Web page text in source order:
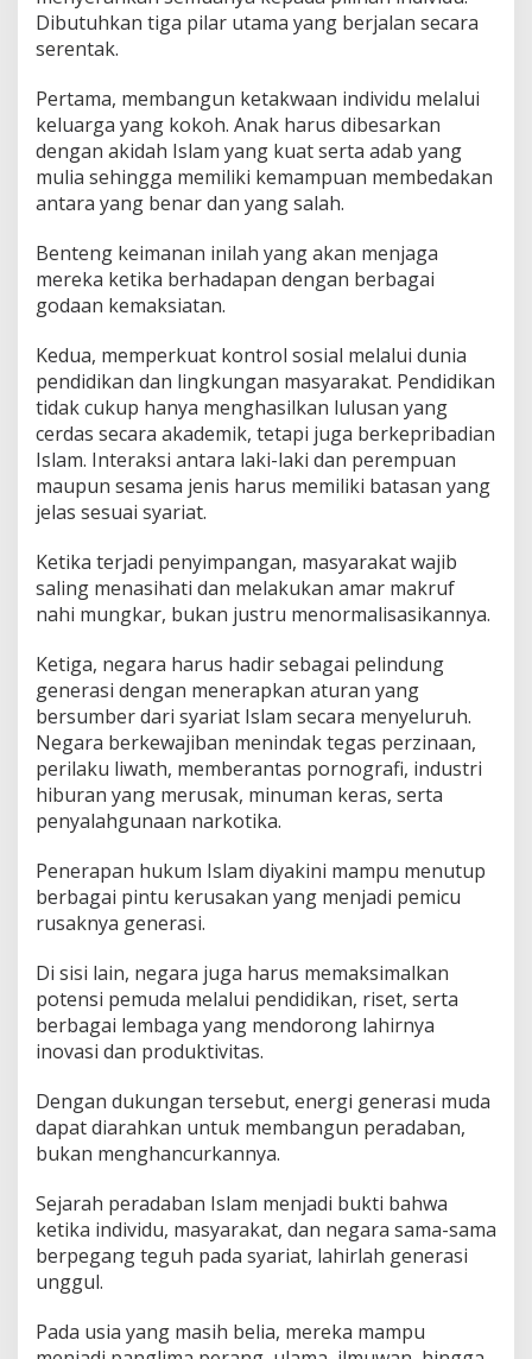
Dibutuhkan tiga pilar utama yang berjalan secara
serentak.
Pertama, membangun ketakwaan individu melalui
keluarga yang kokoh. Anak harus dibesarkan
dengan akidah Islam yang kuat serta adab yang
mulia sehingga memiliki kemampuan membedakan
antara yang benar dan yang salah.
Benteng keimanan inilah yang akan menjaga
mereka ketika berhadapan dengan berbagai
godaan kemaksiatan.
Kedua, memperkuat kontrol sosial melalui dunia
pendidikan dan lingkungan masyarakat. Pendidikan
tidak cukup hanya menghasilkan lulusan yang
cerdas secara akademik, tetapi juga berkepribadian
Islam. Interaksi antara laki-laki dan perempuan
maupun sesama jenis harus memiliki batasan yang
jelas sesuai syariat.
Ketika terjadi penyimpangan, masyarakat wajib
saling menasihati dan melakukan amar makruf
nahi mungkar, bukan justru menormalisasikannya.
Ketiga, negara harus hadir sebagai pelindung
generasi dengan menerapkan aturan yang
bersumber dari syariat Islam secara menyeluruh.
Negara berkewajiban menindak tegas perzinaan,
perilaku liwath, memberantas pornografi, industri
hiburan yang merusak, minuman keras, serta
penyalahgunaan narkotika.
Penerapan hukum Islam diyakini mampu menutup
berbagai pintu kerusakan yang menjadi pemicu
rusaknya generasi.
Di sisi lain, negara juga harus memaksimalkan
potensi pemuda melalui pendidikan, riset, serta
berbagai lembaga yang mendorong lahirnya
inovasi dan produktivitas.
Dengan dukungan tersebut, energi generasi muda
dapat diarahkan untuk membangun peradaban,
bukan menghancurkannya.
Sejarah peradaban Islam menjadi bukti bahwa
ketika individu, masyarakat, dan negara sama-sama
berpegang teguh pada syariat, lahirlah generasi
unggul.
Pada usia yang masih belia, mereka mampu